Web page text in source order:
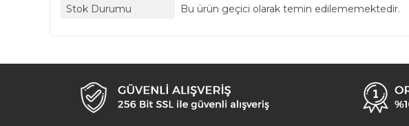
Stok Durumu
Bu ürün geçici olarak temin edilememektedir.